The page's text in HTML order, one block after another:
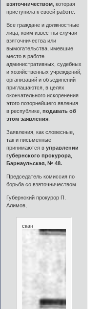
взяточничеством, которая
приступила к своей работе.
Все граждане и должностные
лица, коим известны случаи
взяточничества или
вымогательства, имевшие
место в работе
административных, судебных
и хозяйственных учреждений,
организаций и объединений
приглашаются, в целях
окончательного искоренения
этого позорнейшего явления
в республике,подавать об
этом заявления.
Заявления, как словесные,
так и письменные
принимаются вуправлении
губернского прокурора,
Барнаульская, № 48.
Председатель комиссия по
борьба со взяточничеством
Губернский прокурор П.
Алимов,
скан